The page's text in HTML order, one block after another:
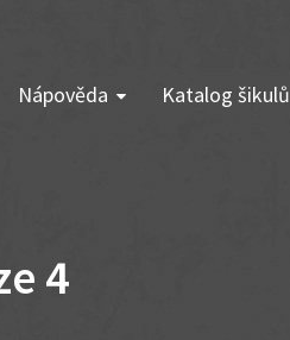
Nápověda Katalog šikulů
4